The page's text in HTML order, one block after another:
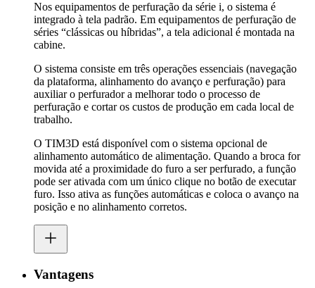
Nos equipamentos de perfuração da série i, o sistema é
integrado à tela padrão. Em equipamentos de perfuração de
séries “clássicas ou híbridas”, a tela adicional é montada na
cabine.
O sistema consiste em três operações essenciais (navegação
da plataforma, alinhamento do avanço e perfuração) para
auxiliar o perfurador a melhorar todo o processo de
perfuração e cortar os custos de produção em cada local de
trabalho.
O TIM3D está disponível com o sistema opcional de
alinhamento automático de alimentação. Quando a broca for
movida até a proximidade do furo a ser perfurado, a função
pode ser ativada com um único clique no botão de executar
furo. Isso ativa as funções automáticas e coloca o avanço na
posição e no alinhamento corretos.
Vantagens